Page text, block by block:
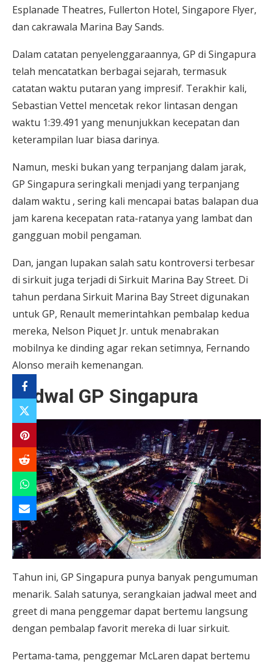
Esplanade Theatres, Fullerton Hotel, Singapore Flyer,
dan cakrawala Marina Bay Sands.
Dalam catatan penyelenggaraannya, GP di Singapura
telah mencatatkan berbagai sejarah, termasuk
catatan waktu putaran yang impresif. Terakhir kali,
Sebastian Vettel mencetak rekor lintasan dengan
waktu 1:39.491 yang menunjukkan kecepatan dan
keterampilan luar biasa darinya.
Namun, meski bukan yang terpanjang dalam jarak,
GP Singapura seringkali menjadi yang terpanjang
dalam waktu , sering kali mencapai batas balapan dua
jam karena kecepatan rata-ratanya yang lambat dan
gangguan mobil pengaman.
Dan, jangan lupakan salah satu kontroversi terbesar
di sirkuit juga terjadi di Sirkuit Marina Bay Street. Di
tahun perdana Sirkuit Marina Bay Street digunakan
untuk GP, Renault memerintahkan pembalap kedua
mereka, Nelson Piquet Jr. untuk menabrakan
mobilnya ke dinding agar rekan setimnya, Fernando
Alonso meraih kemenangan.
Jadwal GP Singapura
Tahun ini, GP Singapura punya banyak pengumuman
menarik. Salah satunya, serangkaian jadwal meet and
greet di mana penggemar dapat bertemu langsung
dengan pembalap favorit mereka di luar sirkuit.
Pertama-tama, penggemar McLaren dapat bertemu